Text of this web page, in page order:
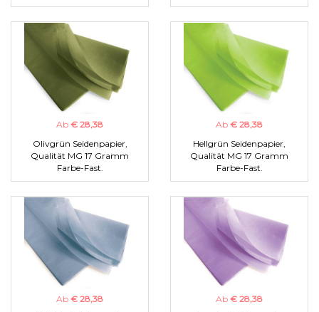
Ab € 28,38
Olivgrün Seidenpapier,
Qualität MG 17 Gramm
Farbe-Fast.
Ab € 28,38
Hellgrün Seidenpapier,
Qualität MG 17 Gramm
Farbe-Fast.
Ab € 28,38
Ab € 28,38